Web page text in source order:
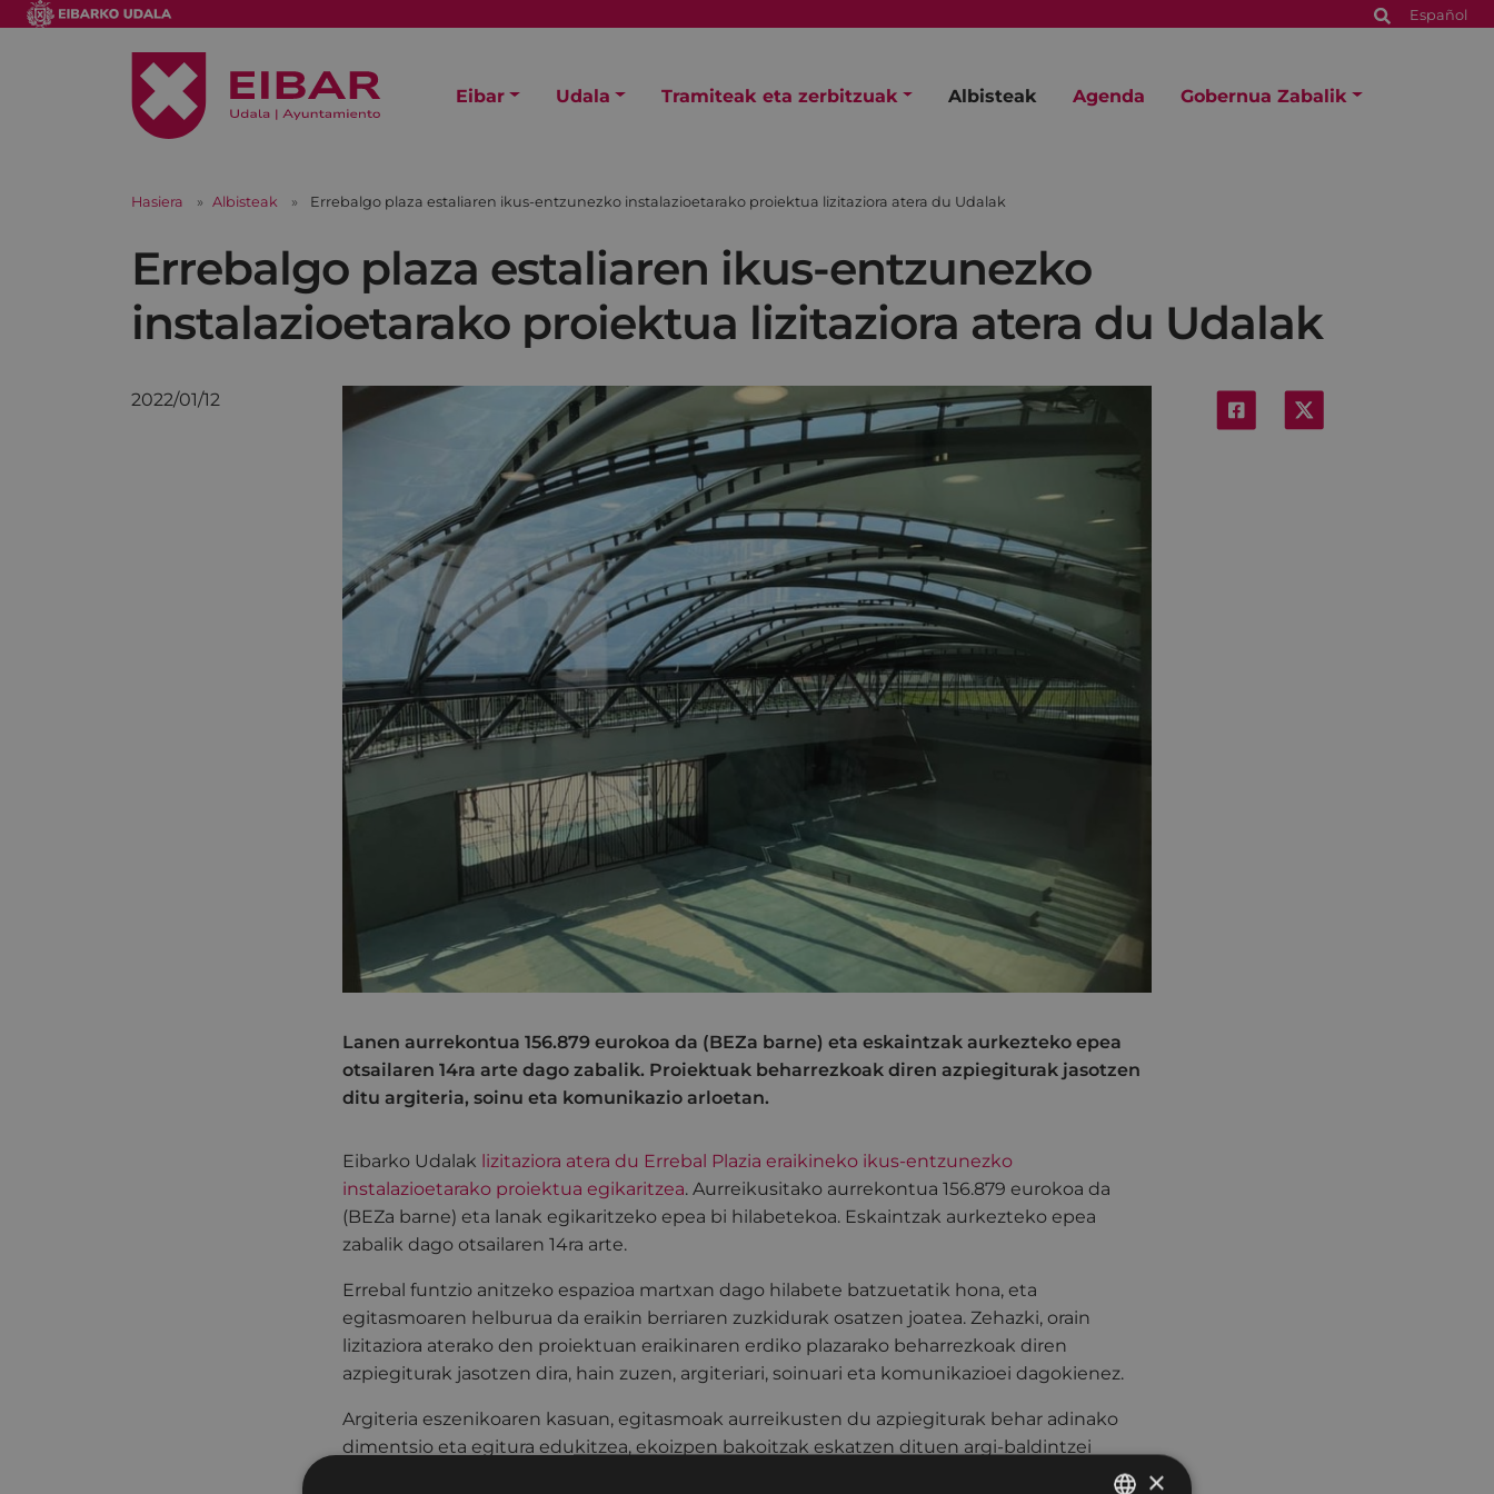
Español
Eibar Udala Tramiteak eta zerbitzuak Albisteak Agenda Gobernua Zabalik
Hasiera Albisteak Errebalgo plaza estaliaren ikus-entzunezko instalazioetarako proiektua lizitaziora atera du Udalak
Errebalgo plaza estaliaren ikus-entzunezko
instalazioetarako proiektua lizitaziora atera du Udalak
2022/01/12
Lanen aurrekontua 156.879 eurokoa da (BEZa barne) eta eskaintzak aurkezteko epea
otsailaren 14ra arte dago zabalik. Proiektuak beharrezkoak diren azpiegiturak jasotzen
ditu argiteria, soinu eta komunikazio arloetan.
Eibarko Udalak lizitaziora atera du Errebal Plazia eraikineko ikus-entzunezko
instalazioetarako proiektua egikaritzea. Aurreikusitako aurrekontua 156.879 eurokoa da
(BEZa barne) eta lanak egikaritzeko epea bi hilabetekoa. Eskaintzak aurkezteko epea
zabalik dago otsailaren 14ra arte.
Errebal funtzio anitzeko espazioa martxan dago hilabete batzuetatik hona, eta
egitasmoaren helburua da eraikin berriaren zuzkidurak osatzen joatea. Zehazki, orain
lizitaziora aterako den proiektuan eraikinaren erdiko plazarako beharrezkoak diren
azpiegiturak jasotzen dira, hain zuzen, argiteriari, soinuari eta komunikazioei dagokienez.
Argiteria eszenikoaren kasuan, egitasmoak aurreikusten du azpiegiturak behar adinako
dimentsio eta egitura edukitzea, ekoizpen bakoitzak eskatzen dituen argi-baldintzei
×